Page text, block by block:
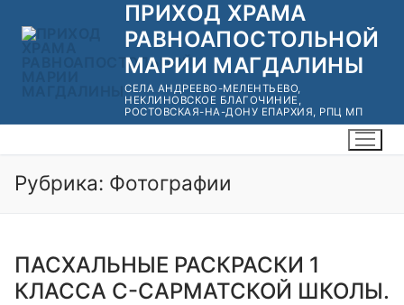
ПРИХОД ХРАМА
РАВНОАПОСТОЛЬНОЙ
МАРИИ МАГДАЛИНЫ
СЕЛА АНДРЕЕВО-МЕЛЕНТЬЕВО,
НЕКЛИНОВСКОЕ БЛАГОЧИНИЕ,
РОСТОВСКАЯ-НА-ДОНУ ЕПАРХИЯ, РПЦ МП
Рубрика: Фотографии
ПАСХАЛЬНЫЕ РАСКРАСКИ 1
КЛАССА С-САРМАТСКОЙ ШКОЛЫ.